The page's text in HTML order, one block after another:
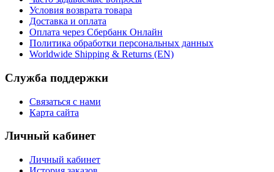
Условия возврата товара
Доставка и оплата
Оплата через Сбербанк Онлайн
Политика обработки персональных данных
Worldwide Shipping & Returns (EN)
Служба поддержки
Связаться с нами
Карта сайта
Личный кабинет
Личный кабинет